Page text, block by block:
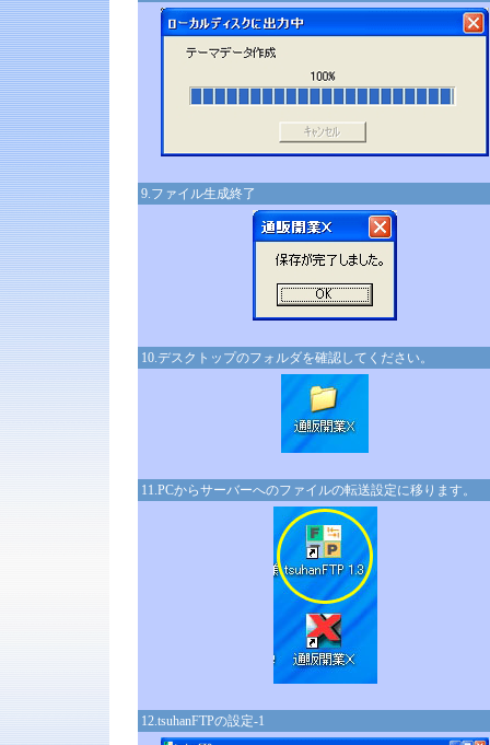
9.ファイル生成終了
10.デスクトップのフォルダを確認してください。
11.PCからサーバーへのファイルの転送設定に移ります。
12.tsuhanFTPの設定-1